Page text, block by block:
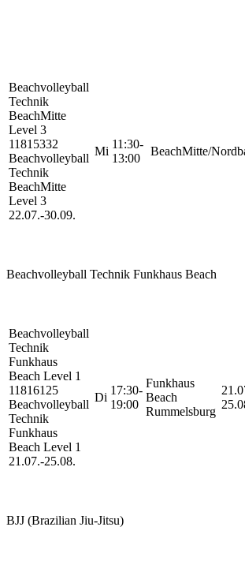
Beachvolleyball
Technik
BeachMitte
Level 3
11815332
Beachvolleyball
Technik
BeachMitte
Level 3
22.07.-30.09.
Mi
11:30-
13:00
BeachMitte/
Beachvolleyball Technik Funkhaus Beach
Beachvolleyball
Technik
Funkhaus
Beach Level 1
11816125
Beachvolleyball
Technik
Funkhaus
Beach Level 1
21.07.-25.08.
Di
17:30-
19:00
Funkhaus
Beach
Rummelsburg
BJJ (Brazilian Jiu-Jitsu)